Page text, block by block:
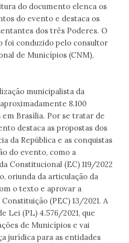
do documento elenca os
do evento e destaca os
dos três Poderes. O
foi conduzido pelo consultor
de Municípios (CNM),
municipalista da
8.100
Brasília. Por se tratar de
destaca as propostas dos
da República e as conquistas
do evento, como a
Constitucional (EC) 119/2022
oriunda da articulação da
o texto e aprovar a
(PEC) 13/2021. A
Lei (PL) 4.576/2021, que
de Municípios e vai
jurídica para as entidades